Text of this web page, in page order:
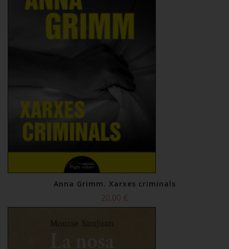
Anna Grimm. Xarxes criminals
20,00 €